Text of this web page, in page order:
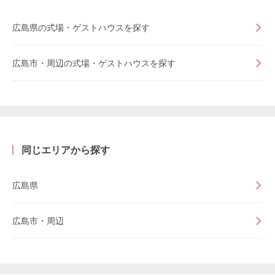
広島県の式場・ゲストハウスを探す
広島市・周辺の式場・ゲストハウスを探す
同じエリアから探す
広島県
広島市・周辺